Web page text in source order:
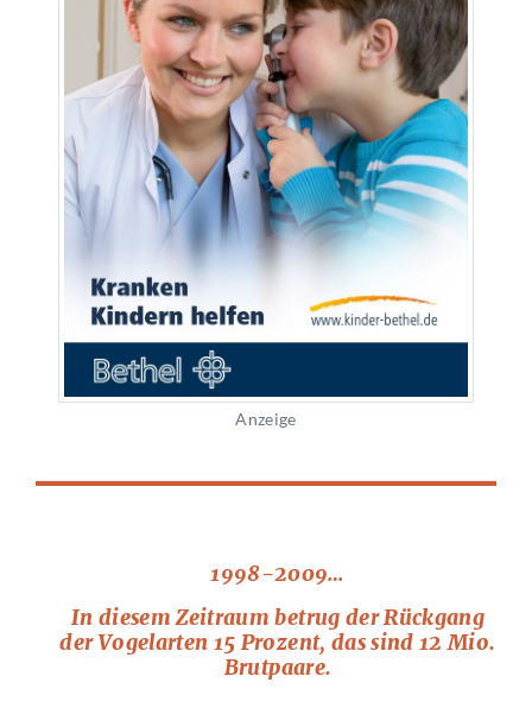
Anzeige
1998-2009…
In diesem Zeitraum betrug der Rückgang
der Vogelarten 15 Prozent, das sind 12 Mio.
Brutpaare.